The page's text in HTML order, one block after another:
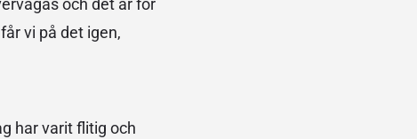
och det är för
vi på det igen,
har varit flitig och